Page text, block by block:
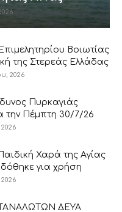
Βοιωτίας
της Στερεάς Ελλάδας
2026
Πυρκαγιάς
την Πέμπτη 30/7/26
Χαρά της Αγίας
για χρήση
ΔΕΥΑ